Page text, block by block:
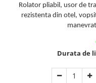
Rolator pliabil, usor de
rezistenta din otel,
Durata de